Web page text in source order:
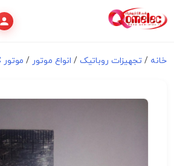
خانه /تجهیزات روباتیک / انواع موتور / موتور DC